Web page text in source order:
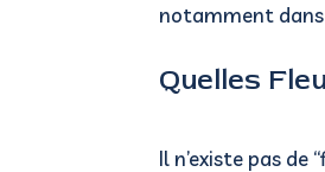
notamment dans
Quelles
Il n’existe pas